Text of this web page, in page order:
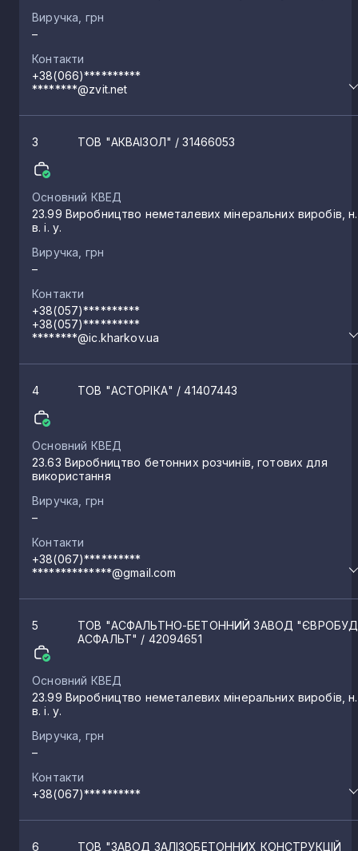
Новопокровка
Котляри
Валки
Есхар
Кутузівка 3
Крисине
Красноград
Ківшарівка
Новоосинове 2
Солоницівка 2
Соколове
Високий
Виручка, грн
–
Контакти
+38(066)**********
********@zvit.net
3 ТОВ "АКВАІЗОЛ" / 31466053
Основний КВЕД
23.99 Виробництво неметалевих мінеральних виробів, н.
в. і. у.
Виручка, грн
–
Контакти
+38(057)**********
+38(057)**********
********@ic.kharkov.ua
4 ТОВ "АСТОРІКА" / 41407443
Основний КВЕД
23.63 Виробництво бетонних розчинів, готових для
використання
Виручка, грн
–
Контакти
+38(067)**********
**************@gmail.com
5
ТОВ "АСФАЛЬТНО-БЕТОННИЙ ЗАВОД
АСФАЛЬТ" / 42094651
Основний КВЕД
23.99 Виробництво неметалевих мінеральних виробів, н.
в. і. у.
Виручка, грн
–
Контакти
+38(067)**********
6 ТОВ "ЗАВОД ЗАЛІЗОБЕТОННИХ КОНСТРУКЦІЙ